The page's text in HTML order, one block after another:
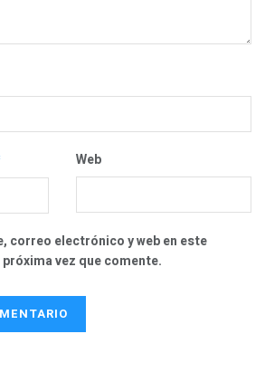
Web
correo electrónico y web en este
vez que comente.